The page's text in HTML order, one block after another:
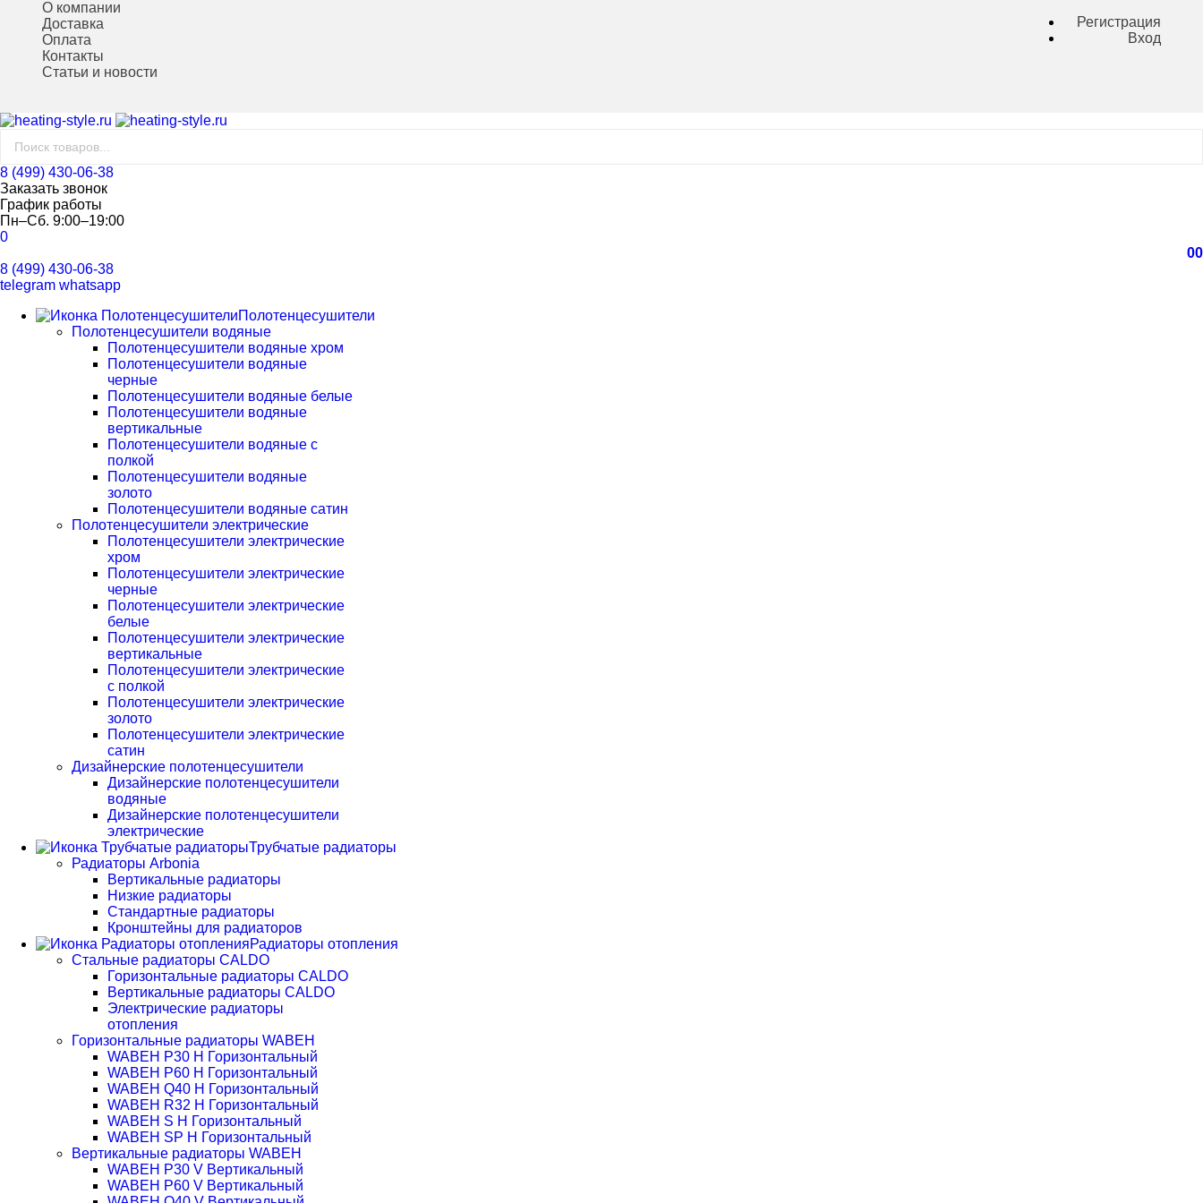
О компании
Доставка
Оплата
Контакты
Статьи и новости
Регистрация
Вход
8 (499) 430-06-38
Заказать звонок
График работы
Пн–Сб. 9:00–19:00
0
00
8 (499) 430-06-38
telegram whatsapp
Полотенцесушители
Полотенцесушители водяные
Полотенцесушители водяные хром
Полотенцесушители водяные
черные
Полотенцесушители водяные белые
Полотенцесушители водяные
вертикальные
Полотенцесушители водяные с
полкой
Полотенцесушители водяные
золото
Полотенцесушители водяные сатин
Полотенцесушители электрические
Полотенцесушители электрические
хром
Полотенцесушители электрические
черные
Полотенцесушители электрические
белые
Полотенцесушители электрические
вертикальные
Полотенцесушители электрические
с полкой
Полотенцесушители электрические
золото
Полотенцесушители электрические
сатин
Дизайнерские полотенцесушители
Дизайнерские полотенцесушители
водяные
Дизайнерские полотенцесушители
электрические
Трубчатые радиаторы
Радиаторы Arbonia
Вертикальные радиаторы
Низкие радиаторы
Стандартные радиаторы
Кронштейны для радиаторов
Радиаторы отопления
Стальные радиаторы CALDO
Горизонтальные радиаторы CALDO
Вертикальные радиаторы CALDO
Электрические радиаторы
отопления
Горизонтальные радиаторы WABEH
WABEH P30 H Горизонтальный
WABEH P60 H Горизонтальный
WABEH Q40 H Горизонтальный
WABEH R32 H Горизонтальный
WABEH S H Горизонтальный
WABEH SP H Горизонтальный
Вертикальные радиаторы WABEH
WABEH P30 V Вертикальный
WABEH P60 V Вертикальный